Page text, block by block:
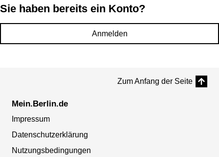
Sie haben bereits ein Konto?
Anmelden
Zum Anfang der Seite
Mein.Berlin.de
Impressum
Datenschutzerklärung
Nutzungsbedingungen